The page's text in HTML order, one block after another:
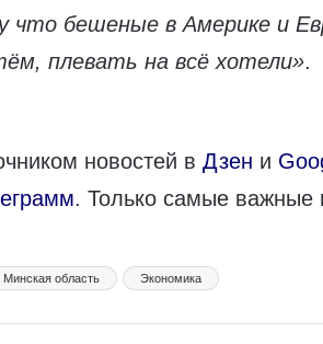
бешеные в Америке и
плевать на всё хотели».
новостей в Дзен и
. Только самые важные
Минская область Экономика